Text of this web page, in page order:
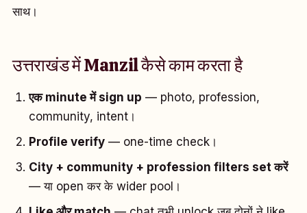
साथ।
उत्तराखंड में Manzil कैसे काम करता है
एक minute में sign up — photo, profession,
community, intent।
Profile verify — one-time check।
City + community + profession filters set करें
— या open कर के wider pool।